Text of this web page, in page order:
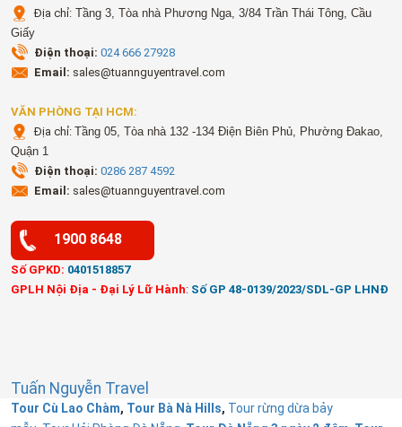
Địa chỉ: Tầng 3, Tòa nhà Phương Nga, 3/84 Trần Thái Tông, Cầu
Giấy
Điện thoại: 024 666 27928
Email: sales@tuannguyentravel.com
VĂN PHÒNG TẠI HCM:
Địa chỉ:Tầng 05, Tòa nhà 132 -134 Điện Biên Phủ, Phường Đakao,
Quận 1
Điện thoại: 0286 287 4592
Email: sales@tuannguyentravel.com
1900 8648
Số GPKD: 0401518857
GPLH Nội Địa - Đại Lý Lữ Hành: Số GP 48-0139/2023/SDL-GP LHNĐ
Tuấn Nguyễn Travel
Tour Cù Lao Chàm, Tour Bà Nà Hills, Tour rừng dừa bảy